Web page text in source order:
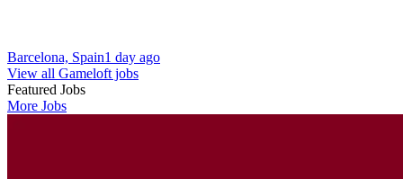
Barcelona, Spain1 day ago
View all Gameloft jobs
Featured Jobs
More Jobs